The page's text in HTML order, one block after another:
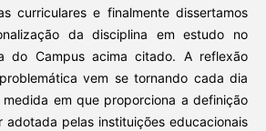
curriculares e finalmente dissertamos
da disciplina em estudo no
do Campus acima citado. A reflexão
vem se tornando cada dia
em que proporciona a definição
adotada pelas instituições educacionais